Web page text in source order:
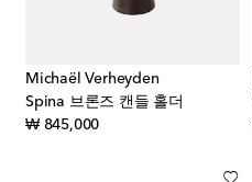
Michaël Verheyden
Spina 브론즈 캔들 홀더
₩ 845,000original price